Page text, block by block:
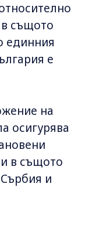
в същото
единния
е
на
осигурява
в същото
и